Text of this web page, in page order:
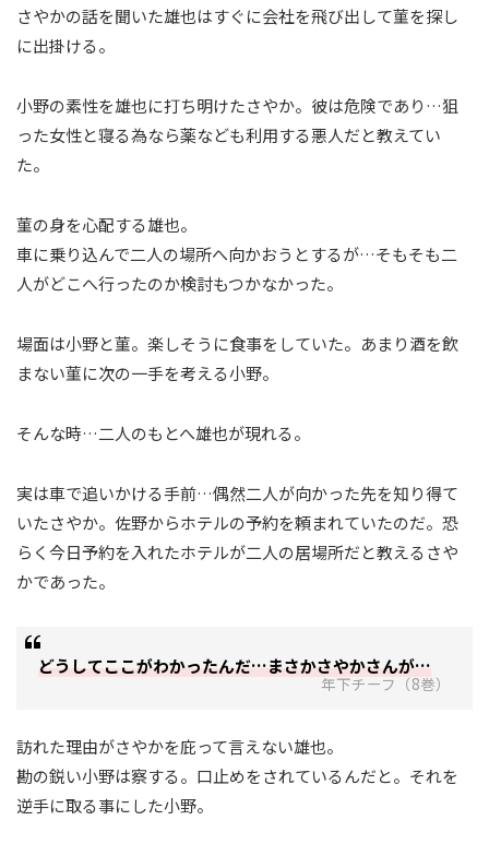
さやかの話を聞いた雄也はすぐに会社を飛び出して菫を探し
に出掛ける。
小野の素性を雄也に打ち明けたさやか。彼は危険であり…狙
った女性と寝る為なら薬なども利用する悪人だと教えてい
た。
菫の身を心配する雄也。
車に乗り込んで二人の場所へ向かおうとするが…そもそも二
人がどこへ行ったのか検討もつかなかった。
場面は小野と菫。楽しそうに食事をしていた。あまり酒を飲
まない菫に次の一手を考える小野。
そんな時…二人のもとへ雄也が現れる。
実は車で追いかける手前…偶然二人が向かった先を知り得て
いたさやか。佐野からホテルの予約を頼まれていたのだ。恐
らく今日予約を入れたホテルが二人の居場所だと教えるさや
かであった。
どうしてここがわかったんだ…まさかさやかさんが…
年下チーフ（8巻）
訪れた理由がさやかを庇って言えない雄也。
勘の鋭い小野は察する。口止めをされているんだと。それを
逆手に取る事にした小野。